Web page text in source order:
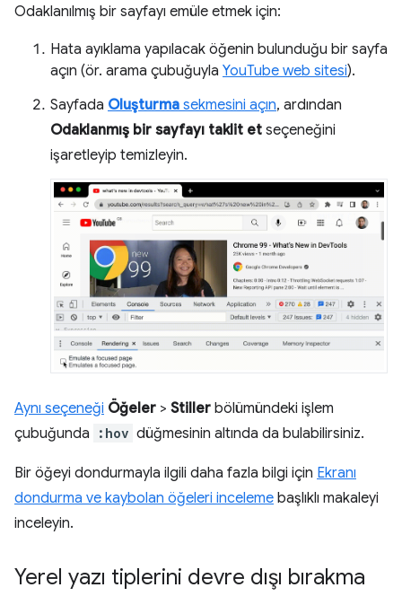
Odaklanılmış bir sayfayı emüle etmek için:
Hata ayıklama yapılacak öğenin bulunduğu bir sayfa
açın (ör. arama çubuğuyla YouTube web sitesi).
Sayfada Oluşturma sekmesini açın, ardından
Odaklanmış bir sayfayı taklit et seçeneğini
işaretleyip temizleyin.
Aynı seçeneği Öğeler > Stiller bölümündeki işlem
çubuğunda
:hov düğmesinin altında da bulabilirsiniz.
Bir öğeyi dondurmayla ilgili daha fazla bilgi için Ekranı
dondurma ve kaybolan öğeleri inceleme başlıklı makaleyi
inceleyin.
Yerel yazı tiplerini devre dışı bırakma